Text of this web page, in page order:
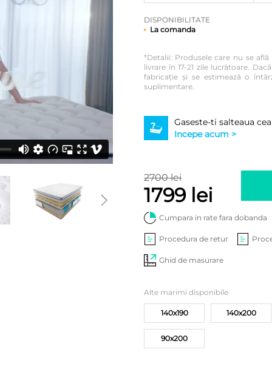
DISPONIBILITATE
La comanda
*Detalii: Produsele care nu se
livrare în 17-21 zile lucrătoare.
fabricație și se estimează o
suplimentare.
Gaseste-ti salteaua
Incepe acum >
2700 lei
1799 lei
Cumpara in rate fara dobanda
Procedura de retur
Ghid de masurare
Alte marimi disponibile
140x190 140x200
90x200